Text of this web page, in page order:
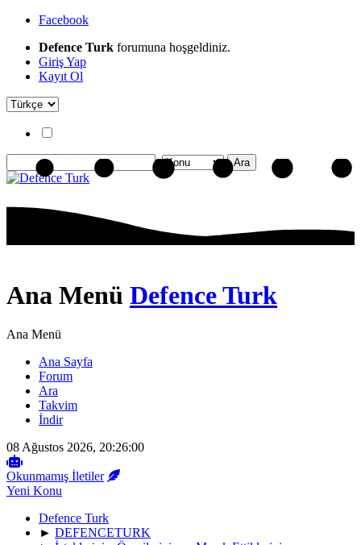
Facebook
Defence Turk forumuna hoşgeldiniz.
Giriş Yap
Kayıt Ol
Ana Menü Defence Turk
Ana Menü
Ana Sayfa
Forum
Ara
Takvim
İndir
08 Ağustos 2026, 20:26:00
Okunmamış İletiler
Yeni Konu
Defence Turk
► DEFENCETURK